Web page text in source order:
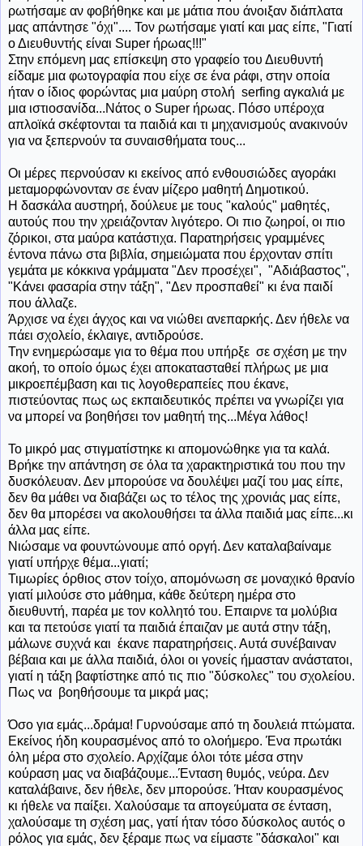
ρωτήσαμε αν φοβήθηκε και με μάτια που άνοιξαν διάπλατα
μας απάντησε "όχι".... Τον ρωτήσαμε γιατί και μας είπε, "Γιατί
ο Διευθυντής είναι Super ήρωας!!!"
Στην επόμενη μας επίσκεψη στο γραφείο του Διευθυντή
είδαμε μια φωτογραφία που είχε σε ένα ράφι, στην οποία
ήταν ο ίδιος φορώντας μια μαύρη στολή serfing αγκαλιά με
μια ιστιοσανίδα...Νάτος ο Super ήρωας. Πόσο υπέροχα
απλοϊκά σκέφτονται τα παιδιά και τι μηχανισμούς ανακινούν
για να ξεπερνούν τα συναισθήματα τους...
Οι μέρες περνούσαν κι εκείνος από ενθουσιώδες αγοράκι
μεταμορφώνονταν σε έναν μίζερο μαθητή Δημοτικού.
Η δασκάλα αυστηρή, δούλευε με τους "καλούς" μαθητές,
αυτούς που την χρειάζονταν λιγότερο. Οι πιο ζωηροί, οι πιο
ζόρικοι, στα μαύρα κατάστιχα. Παρατηρήσεις γραμμένες
έντονα πάνω στα βιβλία, σημειώματα που έρχονταν σπίτι
γεμάτα με κόκκινα γράμματα "Δεν προσέχει", "Αδιάβαστος",
"Κάνει φασαρία στην τάξη", "Δεν προσπαθεί" κι ένα παιδί
που άλλαζε.
Άρχισε να έχει άγχος και να νιώθει ανεπαρκής. Δεν ήθελε να
πάει σχολείο, έκλαιγε, αντιδρούσε.
Την ενημερώσαμε για το θέμα που υπήρξε σε σχέση με την
ακοή, το οποίο όμως έχει αποκατασταθεί πλήρως με μια
μικροεπέμβαση και τις λογοθεραπείες που έκανε,
πιστεύοντας πως ως εκπαιδευτικός πρέπει να γνωρίζει για
να μπορεί να βοηθήσει τον μαθητή της...Μέγα λάθος!
Το μικρό μας στιγματίστηκε κι απομονώθηκε για τα καλά.
Βρήκε την απάντηση σε όλα τα χαρακτηριστικά του που την
δυσκόλευαν. Δεν μπορούσε να δουλέψει μαζί του μας είπε,
δεν θα μάθει να διαβάζει ως το τέλος της χρονιάς μας είπε,
δεν θα μπορέσει να ακολουθήσει τα άλλα παιδιά μας είπε...κι
άλλα μας είπε.
Νιώσαμε να φουντώνουμε από οργή. Δεν καταλαβαίναμε
γιατί υπήρχε θέμα...γιατί;
Τιμωρίες όρθιος στον τοίχο, απομόνωση σε μοναχικό θρανίο
γιατί μιλούσε στο μάθημα, κάθε δεύτερη ημέρα στο
διευθυντή, παρέα με τον κολλητό του. Επαιρνε τα μολύβια
και τα πετούσε γιατί τα παιδιά έπαιζαν με αυτά στην τάξη,
μάλωνε συχνά και έκανε παρατηρήσεις. Αυτά συνέβαιναν
βέβαια και με άλλα παιδιά, όλοι οι γονείς ήμασταν ανάστατοι,
γιατί η τάξη βαφτίστηκε από τις πιο "δύσκολες" του σχολείου.
Πως να βοηθήσουμε τα μικρά μας;
Όσο για εμάς...δράμα! Γυρνούσαμε από τη δουλειά πτώματα.
Εκείνος ήδη κουρασμένος από το ολοήμερο. Ένα πρωτάκι
όλη μέρα στο σχολείο. Αρχίζαμε όλοι τότε μέσα στην
κούραση μας να διαβάζουμε...Ένταση θυμός, νεύρα. Δεν
καταλάβαινε, δεν ήθελε, δεν μπορούσε. Ήταν κουρασμένος
κι ήθελε να παίξει. Χαλούσαμε τα απογεύματα σε ένταση,
χαλούσαμε τη σχέση μας, γατί ήταν τόσο δύσκολος αυτός ο
ρόλος για εμάς, δεν ξέραμε πως να είμαστε "δάσκαλοι" και